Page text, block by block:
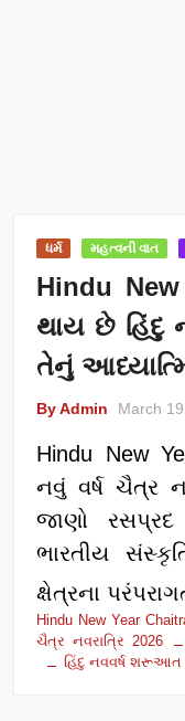
ધર્મ મહત્વની વાત
Hindu New
થાય છે હિંદુ
તેનું
By Admin March
Hindu New
નવું વર્ષ ચૈત્ર
જાણો રસપ્રદ
ભારતીય
ક્ષેત્રના
Hindu New Year
ચૈત્ર નવરાત્રિ 2026
હિંદુ નવવર્ષ શરૂઆત